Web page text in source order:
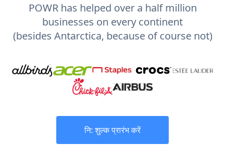
POWR has helped over a half million
businesses on every continent
(besides Antarctica, because of course not)
नि: शुल्क प्रारंभ करें